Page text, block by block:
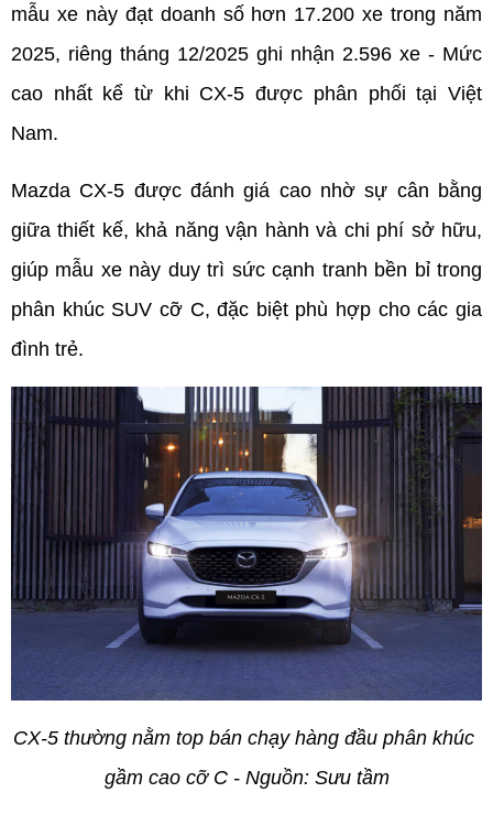
mẫu xe này đạt doanh số hơn 17.200 xe trong năm
2025, riêng tháng 12/2025 ghi nhận 2.596 xe - Mức
cao nhất kể từ khi CX-5 được phân phối tại Việt
Nam.
Mazda CX-5 được đánh giá cao nhờ sự cân bằng
giữa thiết kế, khả năng vận hành và chi phí sở hữu,
giúp mẫu xe này duy trì sức cạnh tranh bền bỉ trong
phân khúc SUV cỡ C, đặc biệt phù hợp cho các gia
đình trẻ.
CX-5 thường nằm top bán chạy hàng đầu phân khúc
gầm cao cỡ C - Nguồn: Sưu tầm